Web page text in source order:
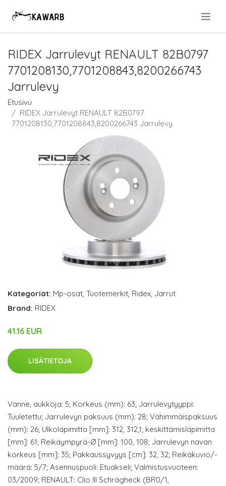
RIDEX Jarrulevyt RENAULT 82B0797
7701208130,7701208843,8200266743
Jarrulevy
Etusivu
RIDEX Jarrulevyt RENAULT 82B0797
7701208130,7701208843,8200266743 Jarrulevy
Kategoriat: Mp-osat Tuotemerkit Ridex Jarrut
Brand: RIDEX
41.16 EUR
LISÄTIETOJA
Vanne, aukkoja: 5; Korkeus (mm): 63; Jarrulevytyyppi:
Tuuletettu; Jarrulevyn paksuus (mm): 28; Vähimmäispaksuus
(mm): 26; Ulkoläpimitta [mm]: 312, 312,1; keskittämisläpimitta
[mm]: 61; Reikäympyrä-Ø [mm]: 100, 108; Jarrulevyn navan
korkeus [mm]: 35; Pakkaussyvyys [cm]: 32, 32; Reikäkuvio/-
määrä: 5/7; Asennuspuoli: Etuakseli; Valmistusvuoteen:
03/2009; RENAULT: Clio III Schrägheck (BR0/1,